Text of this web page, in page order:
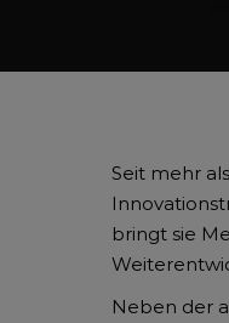
Seit mehr
bringt sie
Neben der